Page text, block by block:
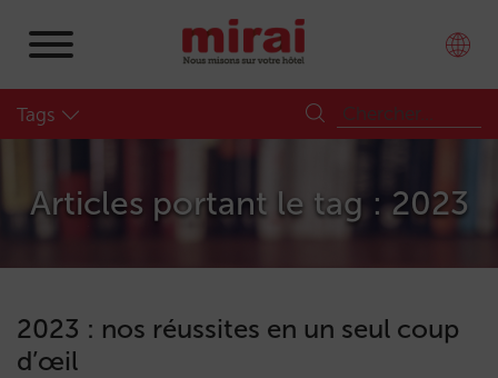
Tags
Articles portant le tag : 2023
2023 : nos réussites en un seul coup
d’œil